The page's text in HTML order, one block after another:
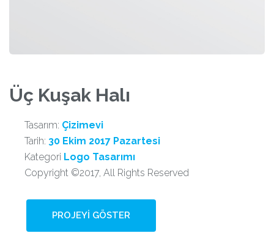
Üç Kuşak Halı
Tasarım: Çizimevi
Tarih: 30 Ekim 2017 Pazartesi
Kategori Logo Tasarımı
Copyright ©2017, All Rights Reserved
PROJEYI GÖSTER